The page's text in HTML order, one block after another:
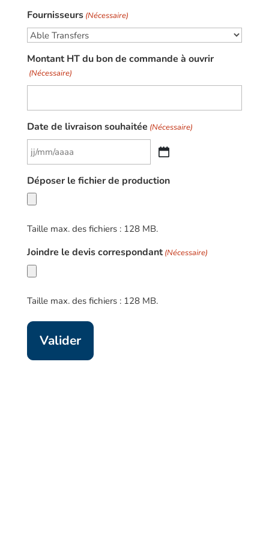
Fournisseurs (Nécessaire)
Montant HT du bon de commande à ouvrir
(Nécessaire)
Date de livraison souhaitée (Nécessaire)
JJ
MM
Déposer le fichier de production
Taille max. des fichiers : 128 MB.
Joindre le devis correspondant (Nécessaire)
Taille max. des fichiers : 128 MB.